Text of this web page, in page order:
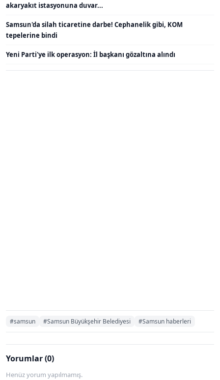
akaryakıt istasyonuna duvar...
Samsun'da silah ticaretine darbe! Cephanelik gibi, KOM
tepelerine bindi
Yeni Parti'ye ilk operasyon: İl başkanı gözaltına alındı
#samsun #Samsun Büyükşehir Belediyesi #Samsun haberleri
Yorumlar (0)
Henüz yorum yapılmamış.